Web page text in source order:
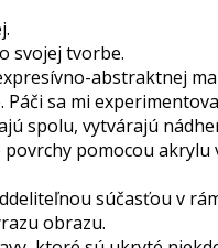
svojej tvorbe.
abstraktnej
sa mi
spolu, vytvárajú
pomocou
súčasťou v
obrazu.